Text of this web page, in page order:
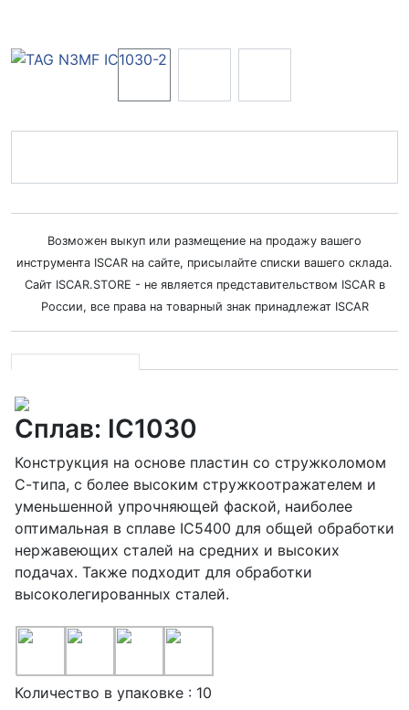
Возможен выкуп или размещение на продажу вашего
инструмента ISCAR на сайте, присылайте списки вашего склада.
Сайт ISCAR.STORE - не является представительством ISCAR в
России, все права на товарный знак принадлежат ISCAR
Сплав: IC1030
Конструкция на основе пластин со стружколомом
С-типа, с более высоким стружкоотражателем и
уменьшенной упрочняющей фаской, наиболее
оптимальная в сплаве IC5400 для общей обработки
нержавеющих сталей на средних и высоких
подачах. Также подходит для обработки
высоколегированных сталей.
Количество в упаковке : 10